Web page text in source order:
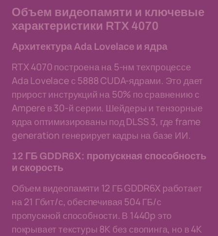
Объем видеопамяти и ключевые
характеристики RTX 4070
Архитектура Ada Lovelace и ядра
RTX 4070 построена на 5-нм техпроцессе
Ada Lovelace с 5888 CUDA-ядрами. Это дает
прирост инструкций на 50% по сравнению с
Ampere в 30-й серии. Шейдеры и тензорные
ядра оптимизированы под DLSS 3, где frame
generation генерирует кадры на базе ИИ.
12 ГБ GDDR6X: пропускная способность
и скорость
Объем видеопамяти 12 ГБ GDDR6X работает
на 21 Гбит/с, обеспечивая 504 ГБ/с
пропускной способности. В 1440p это
покрывает текстуры 8K без свопинга, но в 4K